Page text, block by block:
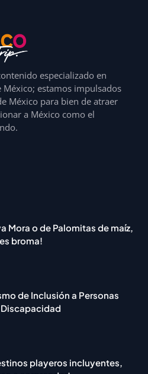
especializado en
estamos impulsados
México para bien de atraer
a México como el
Mora o de Palomitas de maíz,
broma!
de Inclusión a Personas
playeros incluyentes,